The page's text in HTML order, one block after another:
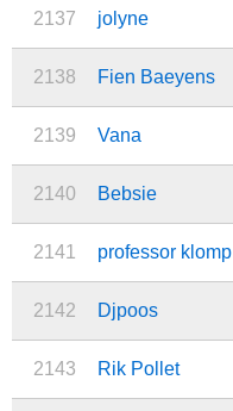
2137 jolyne
2138 Fien Baeyens
2139 Vana
2140 Bebsie
2141 professor klomp
2142 Djpoos
2143 Rik Pollet